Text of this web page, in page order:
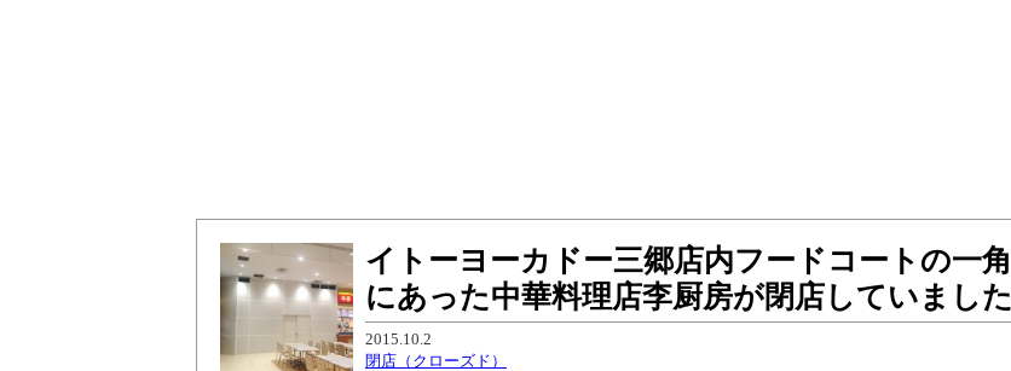
イトーヨーカドー三郷店内フードコートの一角
にあった中華料理店李厨房が閉店していました
2015.10.2
閉店（クローズド）